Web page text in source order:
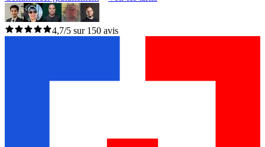
4,7/5 sur 150 avis